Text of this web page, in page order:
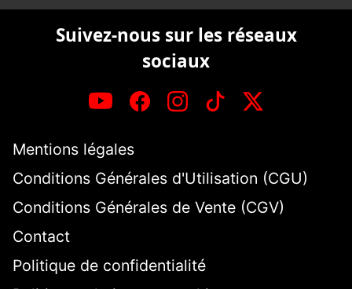
Suivez-nous sur les réseaux
sociaux
Mentions légales
Conditions Générales d'Utilisation (CGU)
Conditions Générales de Vente (CGV)
Contact
Politique de confidentialité